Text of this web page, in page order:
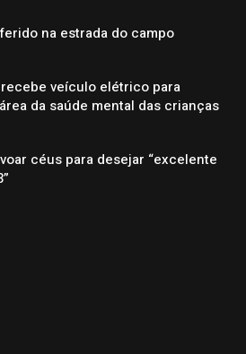
na estrada do campo
veículo elétrico para
da saúde mental das crianças
céus para desejar “excelente